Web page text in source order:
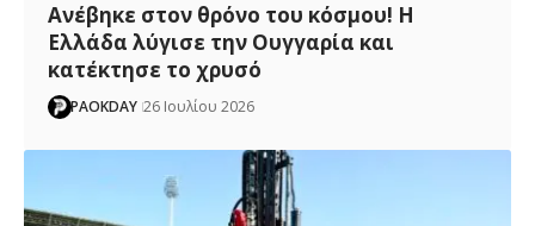
Ανέβηκε στον θρόνο του κόσμου! Η
Ελλάδα λύγισε την Ουγγαρία και
κατέκτησε το χρυσό
PAOKDAY 26 Ιουλίου 2026